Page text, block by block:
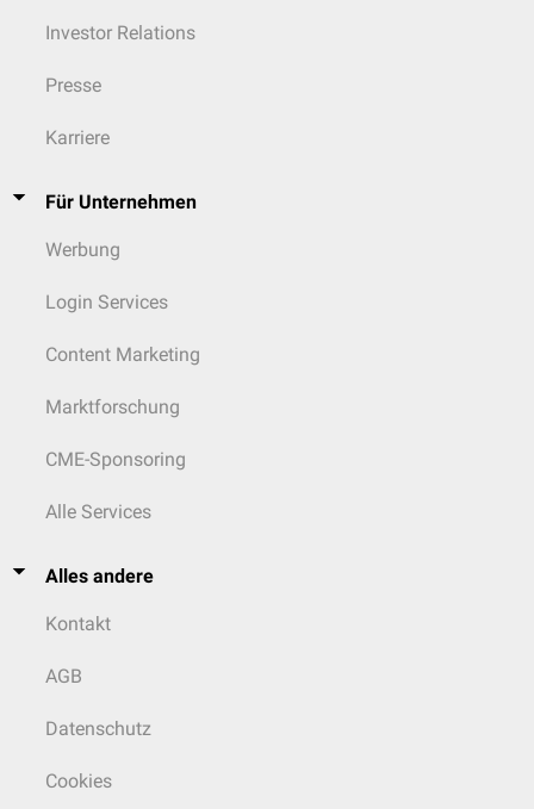
Investor Relations
Presse
Karriere
Für Unternehmen
Werbung
Login Services
Content Marketing
Marktforschung
CME-Sponsoring
Alle Services
Alles andere
Kontakt
AGB
Datenschutz
Cookies